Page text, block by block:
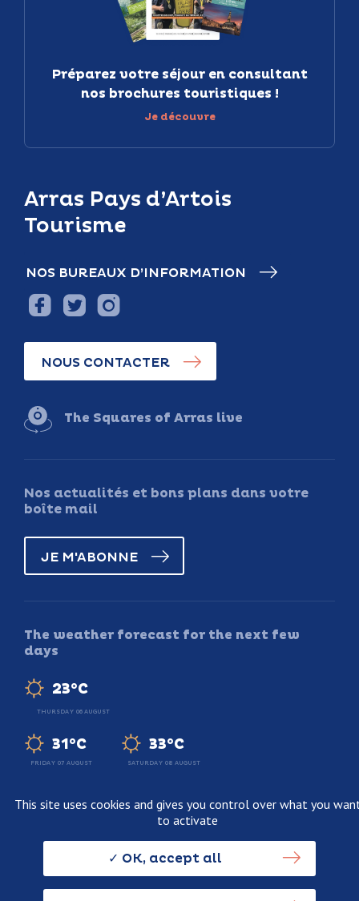
Arras Pays d’Artois
Tourisme
NOS BUREAUX D’INFORMATION
NOUS CONTACTER
The Squares of Arras live
Nos actualités et bons plans dans votre
boîte mail
JE M'ABONNE
The weather forecast for the next few
days
23°C
THURSDAY 06 AUGUST
31°C
FRIDAY 07 AUGUST
33°C
SATURDAY 08 AUGUST
Préparez votre séjour en consultant
nos brochures touristiques !
Je découvre
Personnal data usage policy
This site uses cookies and gives you control over what you
to activate
OK, accept all